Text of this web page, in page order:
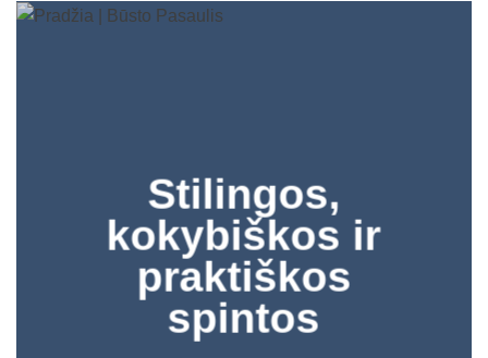
Stilingos,
kokybiškos ir
praktiškos
spintos